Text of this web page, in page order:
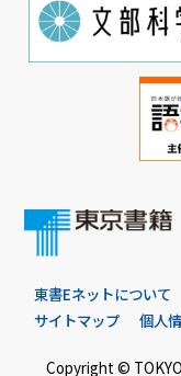
東書Eネットについて
サイトマップ
個人
Copyright ©